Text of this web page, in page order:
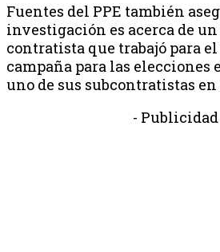
Fuentes del PPE también
investigación es acerca de
contratista que trabajó para
campaña para las elecciones
uno de sus subcontratistas
- Publicidad